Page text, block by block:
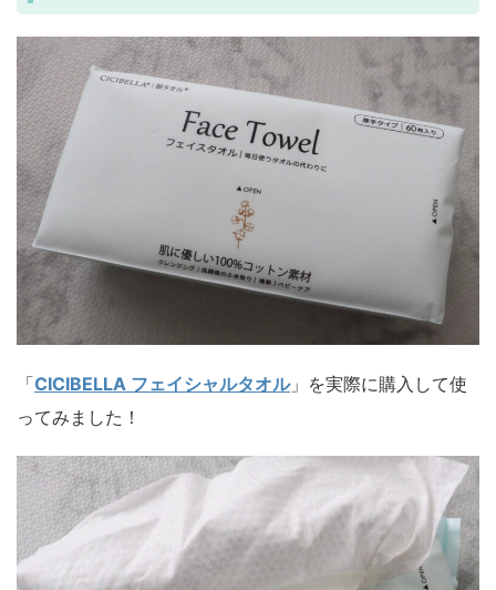
「CICIBELLA フェイシャルタオル」を実際に購入して使
ってみました！